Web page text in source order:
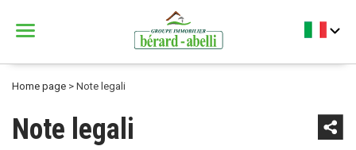
Home page > Note legali
Note legali